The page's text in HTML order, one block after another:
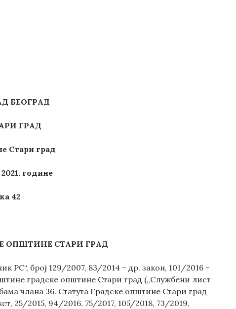
БЕОГРАД
ГРАД
Стари град
године
42
ОПШТИНЕ СТАРИ ГРАД
РС“, број 129/2007, 83/2014 – др. закон, 101/2016 –
градске општине Стари град („Службени лист
члана 36. Статута Градске општине Стари град
25/2015, 94/2016, 75/2017, 105/2018, 73/2019,